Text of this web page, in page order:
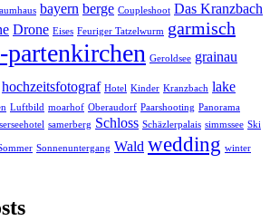
bayern berge Coupleshoot Das Kranzbach
Drone Eises Feuriger Tatzelwurm garmisch
partenkirchen Geroldsee grainau
hochzeitsfotograf Hotel Kinder Kranzbach lake
Luftbild moarhof Oberaudorf Paarshooting Panorama
samerberg Schloss Schäzlerpalais simmssee Ski
Sonnenuntergang Wald wedding winter